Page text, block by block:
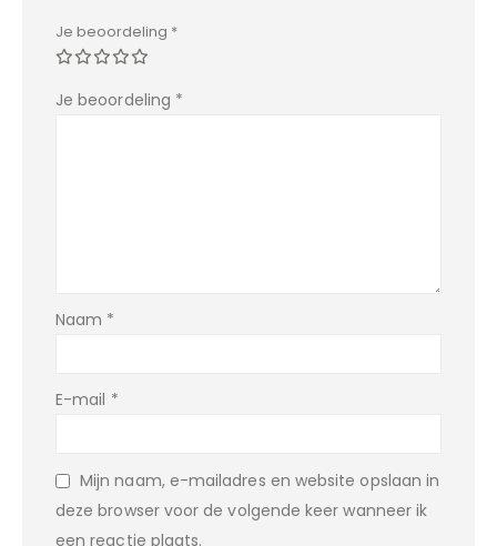
Je beoordeling *
Je beoordeling *
Naam *
E-mail *
Mijn naam, e-mailadres en website opslaan in
deze browser voor de volgende keer wanneer ik
een reactie plaats.